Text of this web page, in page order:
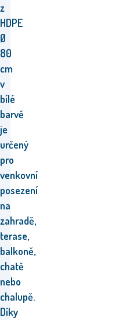
z
HDPE
Ø
80
cm
v
bílé
barvě
je
určený
pro
venkovní
posezení
na
zahradě,
terase,
balkoně,
chatě
nebo
chalupě.
Díky